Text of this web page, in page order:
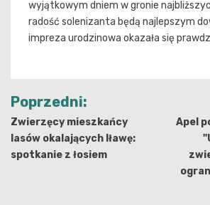
wyjątkowym dniem w gronie
radość solenizanta będą najlepszym
impreza urodzinowa okazała się
Nawigacja
wpisu
Poprzedni:
Zwierzęcy mieszkańcy
lasów okalających Iławę:
spotkanie z łosiem
Apel